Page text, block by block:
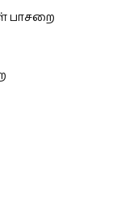
பாசறை